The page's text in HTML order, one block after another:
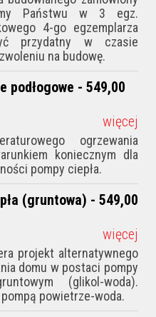
Państwu w 3 egz.
4-go egzemplarza
przydatny w czasie
na budowę.
podłogowe - 549,00
więcej
ogrzewania
koniecznym dla
pompy ciepła.
(gruntowa) - 549,00
więcej
projekt alternatywnego
domu w postaci pompy
(glikol-woda).
powietrze-woda.